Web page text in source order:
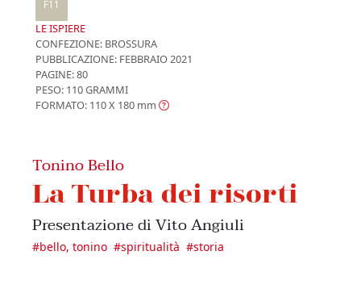
F11
LE ISPIERE
CONFEZIONE: BROSSURA
PUBBLICAZIONE: FEBBRAIO 2021
PAGINE: 80
PESO: 110 GRAMMI
FORMATO: 110 X 180 mm
Tonino Bello
La Turba dei risorti
Presentazione di Vito Angiuli
#bello, tonino #spiritualità #storia